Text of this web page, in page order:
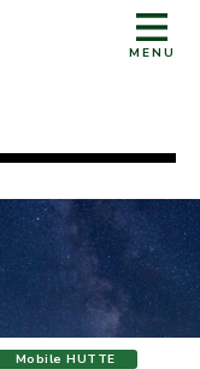
MENU
Mobile HUTTE